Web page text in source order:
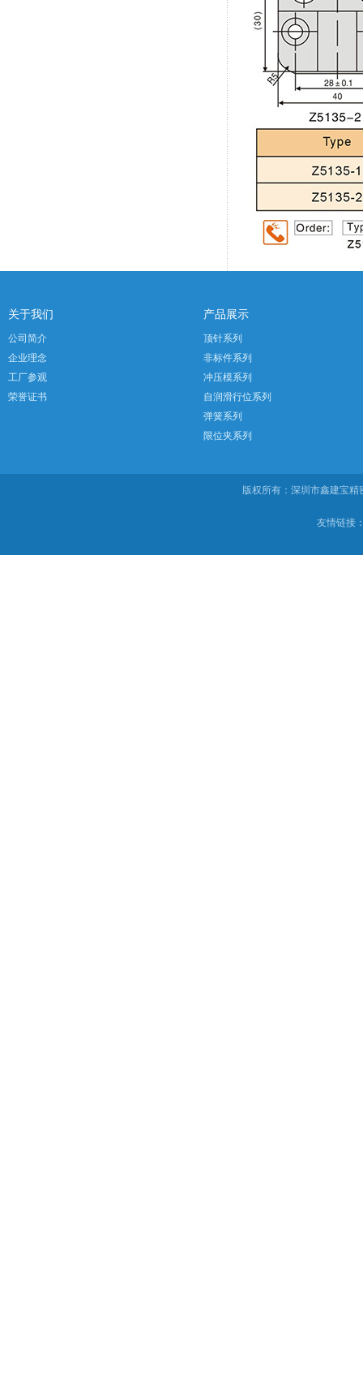
关于我们
公司简介
企业理念
工厂参观
荣誉证书
产品展示
顶针系列
非标件系列
冲压模系列
自润滑行位系列
弹簧系列
限位夹系列
版权所有：深圳市鑫建宝
友情链接